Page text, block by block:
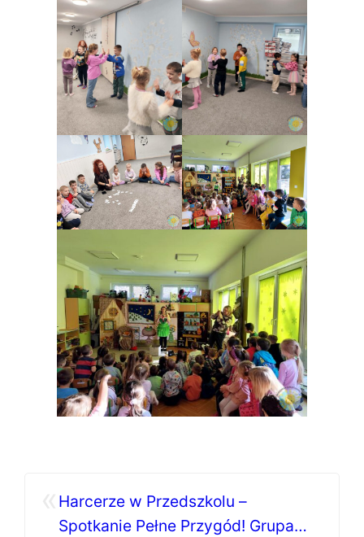
Harcerze w Przedszkolu –
Spotkanie Pełne Przygód! Grupa